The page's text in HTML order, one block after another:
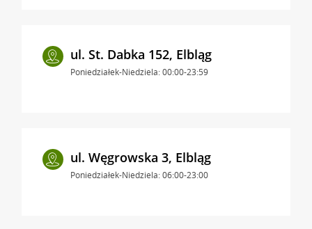
ul. St. Dabka 152, Elbląg
Poniedziałek-Niedziela: 00:00-23:59
ul. Węgrowska 3, Elbląg
Poniedziałek-Niedziela: 06:00-23:00